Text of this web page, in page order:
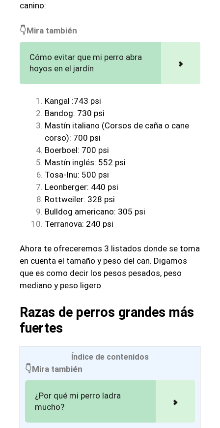
canino:
👇Mira también
Cómo evitar que mi perro abra
hoyos en el jardín
Kangal :743 psi
Bandog: 730 psi
Mastín italiano (Corsos de caña o cane
corso): 700 psi
Boerboel: 700 psi
Mastín inglés: 552 psi
Tosa-Inu: 500 psi
Leonberger: 440 psi
Rottweiler: 328 psi
Bulldog americano: 305 psi
Terranova: 240 psi
Ahora te ofreceremos 3 listados donde se toma
en cuenta el tamaño y peso del can. Digamos
que es como decir los pesos pesados, peso
mediano y peso ligero.
Razas de perros grandes más
fuertes
Índice de contenidos
👇Mira también
¿Por qué mi perro ladra
mucho?